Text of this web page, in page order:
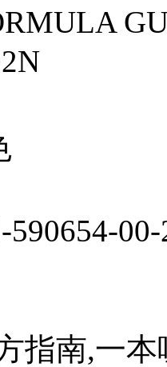
590654-00-
指南,一